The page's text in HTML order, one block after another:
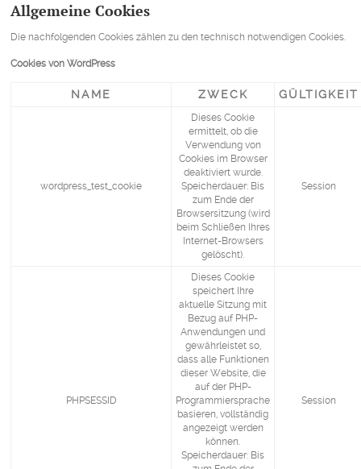
Allgemeine Cookies
Die nachfolgenden Cookies zählen zu den technisch notwendigen Cookies.
Cookies von WordPress
NAME ZWECK GÜLTIGKEIT
wordpress_test_cookie
Dieses Cookie
ermittelt, ob die
Verwendung von
Cookies im Browser
deaktiviert wurde.
Speicherdauer: Bis
zum Ende der
Browsersitzung (wird
beim Schließen Ihres
Internet-Browsers
gelöscht).
Session
PHPSESSID
Dieses Cookie
speichert Ihre
aktuelle Sitzung mit
Bezug auf PHP-
Anwendungen und
gewährleistet so,
dass alle Funktionen
dieser Website, die
auf der PHP-
Programmiersprache
basieren, vollständig
angezeigt werden
können.
Speicherdauer: Bis
Session